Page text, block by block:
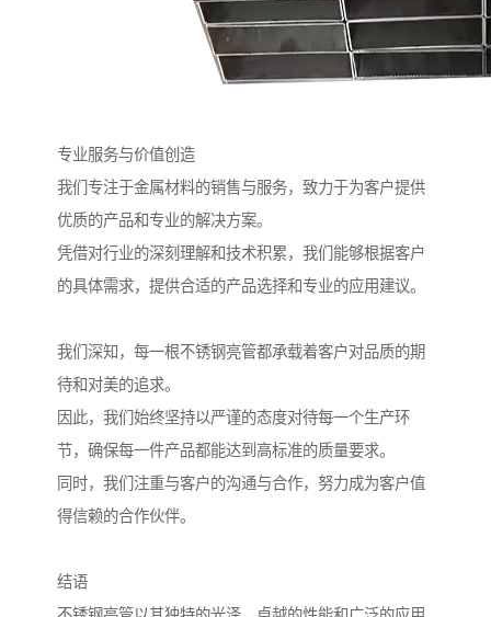
专业服务与价值创造
我们专注于金属材料的销售与服务，致力于为客户提供
优质的产品和专业的解决方案。
凭借对行业的深刻理解和技术积累，我们能够根据客户
的具体需求，提供合适的产品选择和专业的应用建议。
我们深知，每一根不锈钢亮管都承载着客户对品质的期
待和对美的追求。
因此，我们始终坚持以严谨的态度对待每一个生产环
节，确保每一件产品都能达到高标准的质量要求。
同时，我们注重与客户的沟通与合作，努力成为客户值
得信赖的合作伙伴。
结语